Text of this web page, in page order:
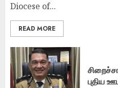
Diocese of...
READ MORE
புதிய